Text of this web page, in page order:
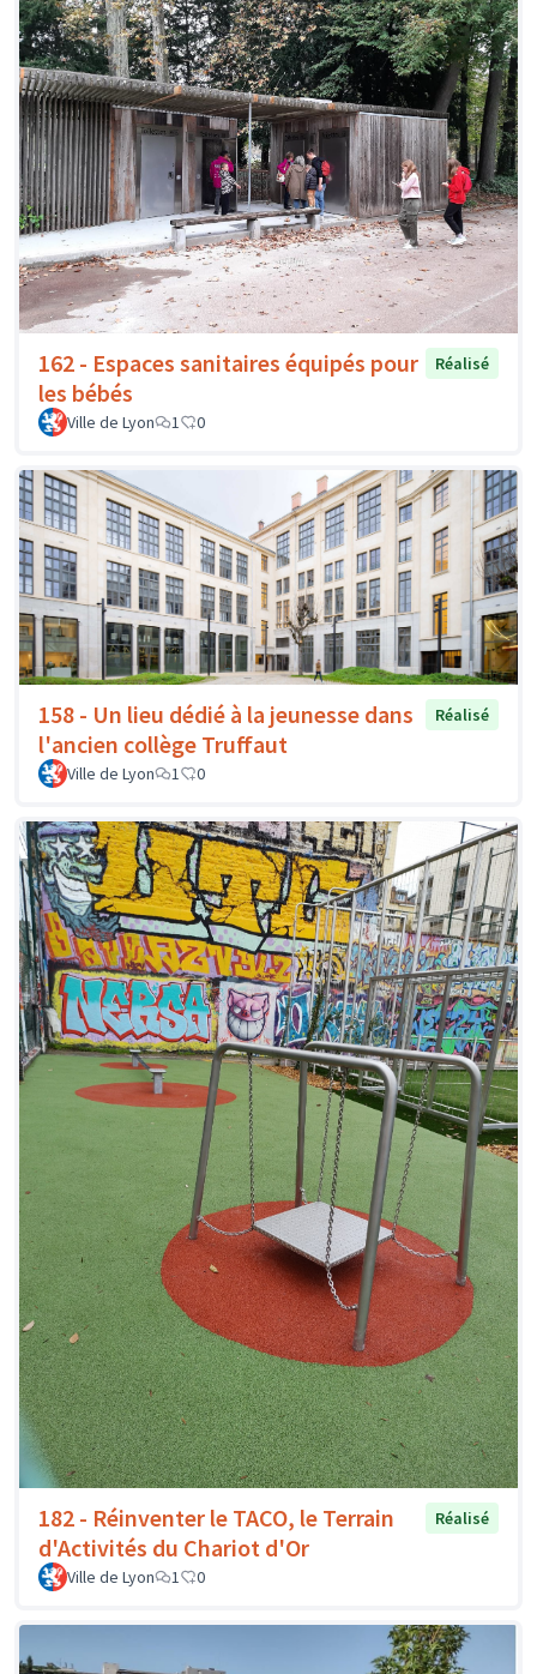
162 - Espaces sanitaires équipés pour
les bébés
Réalisé
Ville de Lyon 1 0
158 - Un lieu dédié à la jeunesse dans
l'ancien collège Truffaut
Réalisé
Ville de Lyon 1 0
182 - Réinventer le TACO, le Terrain
d'Activités du Chariot d'Or
Réalisé
Ville de Lyon 1 0